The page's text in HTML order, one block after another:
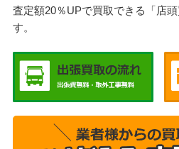
査定額20％UPで買取できる「店
す。